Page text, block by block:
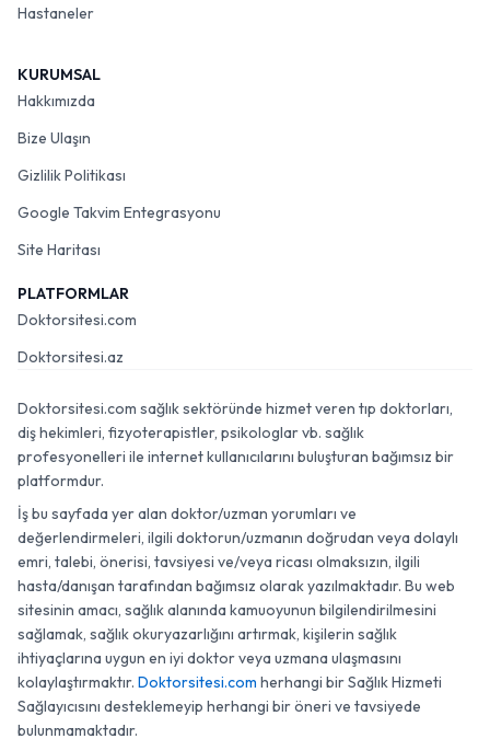
Hastaneler
KURUMSAL
Hakkımızda
Bize Ulaşın
Gizlilik Politikası
Google Takvim Entegrasyonu
Site Haritası
PLATFORMLAR
Doktorsitesi.com
Doktorsitesi.az
Doktorsitesi.com sağlık sektöründe hizmet veren tıp doktorları,
diş hekimleri, fizyoterapistler, psikologlar vb. sağlık
profesyonelleri ile internet kullanıcılarını buluşturan bağımsız bir
platformdur.
İş bu sayfada yer alan doktor/uzman yorumları ve
değerlendirmeleri, ilgili doktorun/uzmanın doğrudan veya dolaylı
emri, talebi, önerisi, tavsiyesi ve/veya ricası olmaksızın, ilgili
hasta/danışan tarafından bağımsız olarak yazılmaktadır. Bu web
sitesinin amacı, sağlık alanında kamuoyunun bilgilendirilmesini
sağlamak, sağlık okuryazarlığını artırmak, kişilerin sağlık
ihtiyaçlarına uygun en iyi doktor veya uzmana ulaşmasını
kolaylaştırmaktır. Doktorsitesi.com herhangi bir Sağlık Hizmeti
Sağlayıcısını desteklemeyip herhangi bir öneri ve tavsiyede
bulunmamaktadır.